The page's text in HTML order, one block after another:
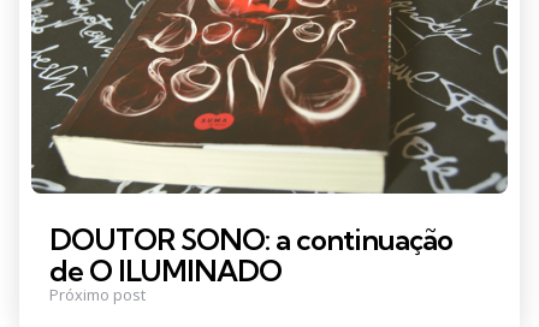
DOUTOR SONO: a continuação
de O ILUMINADO
Próximo post